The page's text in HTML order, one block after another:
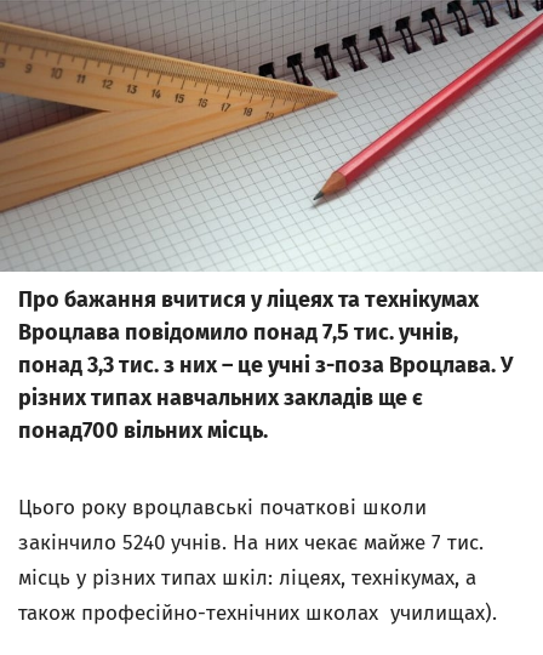
Kliknij, aby powiększyć
Про бажання вчитися у ліцеях та технікумах
Вроцлава повідомило понад 7,5 тис. учнів,
понад 3,3 тис. з них – це учні з-поза Вроцлава. У
різних типах навчальних закладів ще є
понад700 вільних місць.
Цього року вроцлавські початкові школи
закінчило 5240 учнів. На них чекає майже 7 тис.
місць у різних типах шкіл: ліцеях, технікумах, а
також професійно-технічних школах училищах).